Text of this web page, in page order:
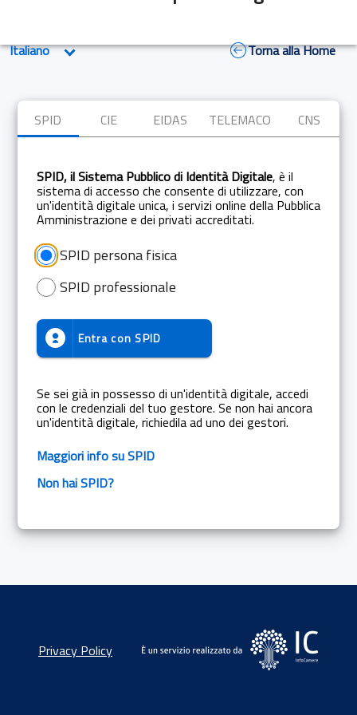
Torna alla Home
SPID CIE EIDAS TELEMACO CNS
SPID, il Sistema Pubblico di Identità Digitale, è il
sistema di accesso che consente di utilizzare, con
un'identità digitale unica, i servizi online della Pubblica
Amministrazione e dei privati accreditati.
SPID persona fisica
SPID professionale
Entra con SPID
Se sei già in possesso di un'identità digitale, accedi
con le credenziali del tuo gestore. Se non hai ancora
un'identità digitale, richiedila ad uno dei gestori.
Maggiori info su SPID
Non hai SPID?
Privacy Policy